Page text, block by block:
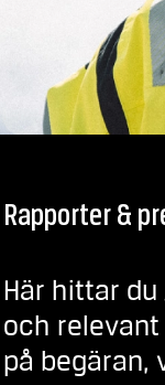
Rapporter &
Här hittar
och relevant
på begäran,